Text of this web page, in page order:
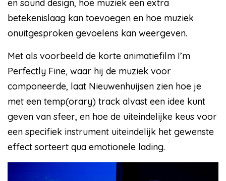
en sound design, hoe muziek een extra
betekenislaag kan toevoegen en hoe muziek
onuitgesproken gevoelens kan weergeven.
Met als voorbeeld de korte animatiefilm I’m
Perfectly Fine, waar hij de muziek voor
componeerde, laat Nieuwenhuijsen zien hoe je
met een temp(orary) track alvast een idee kunt
geven van sfeer, en hoe de uiteindelijke keus voor
een specifiek instrument uiteindelijk het gewenste
effect sorteert qua emotionele lading.